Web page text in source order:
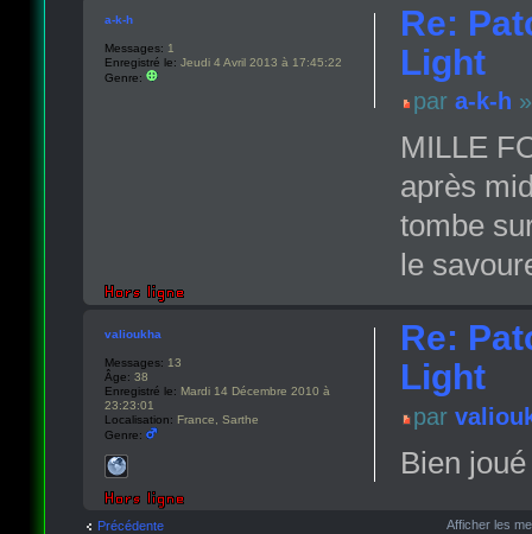
Re:
Light
par a-k-h
MILLE
après
tombe
le
a-k-h
Messages: 1
Enregistré le: Jeudi 4 Avril 2013 à 17:45:22
Genre:
Re:
Light
par
Bien
valioukha
Messages: 13
Âge: 38
Enregistré le: Mardi 14 Décembre 2010 à
23:23:01
Localisation: France, Sarthe
Genre:
Précédente Afficher les